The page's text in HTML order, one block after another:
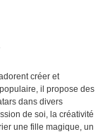
créer et
il propose des
dans divers
de soi, la créativité
une fille magique, un